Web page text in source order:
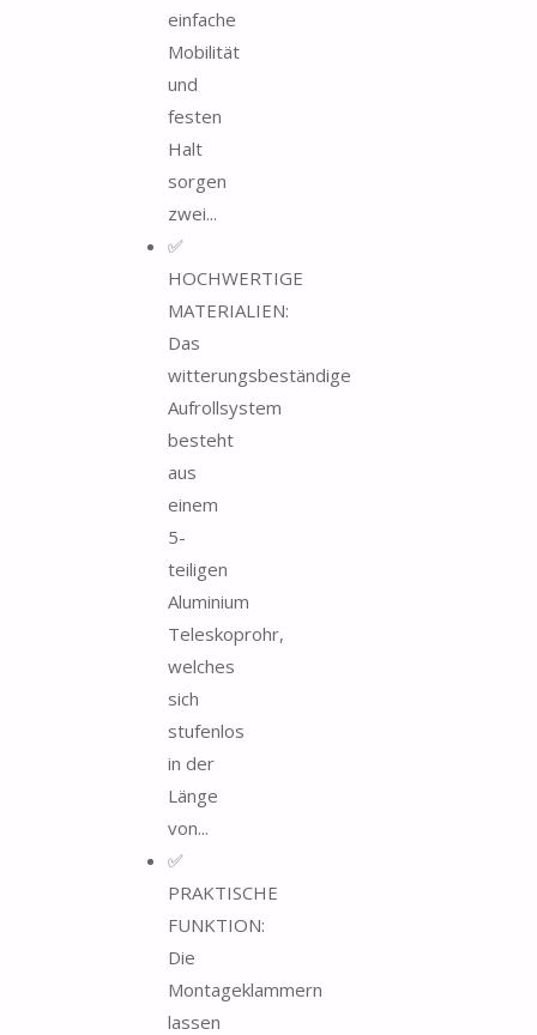
einfache
Mobilität
und
festen
Halt
sorgen
zwei...
✅
HOCHWERTIGE
MATERIALIEN:
Das
witterungsbeständige
Aufrollsystem
besteht
aus
einem
5-
teiligen
Aluminium
Teleskoprohr,
welches
sich
stufenlos
in der
Länge
von...
✅
PRAKTISCHE
FUNKTION:
Die
Montageklammern
lassen